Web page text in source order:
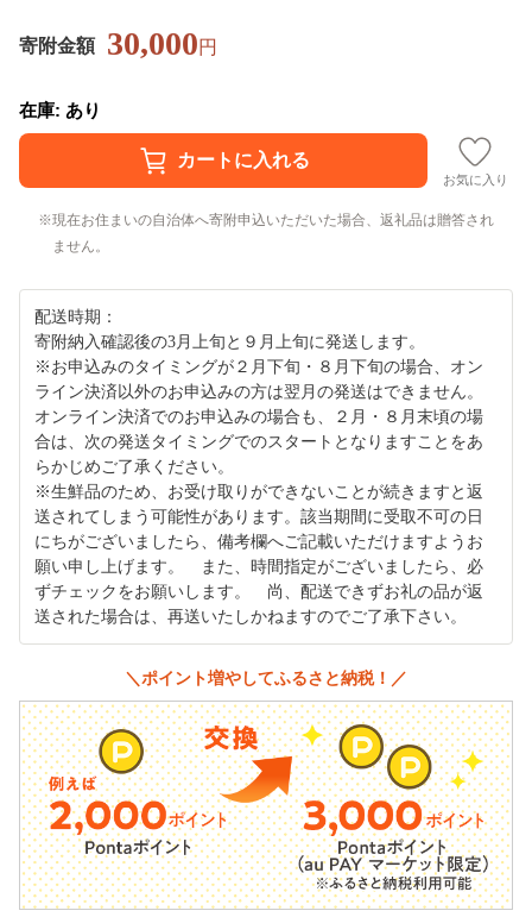
寄附金額 30,000円
在庫: あり
お気に入り
現在お住まいの自治体へ寄附申込いただいた場合、返礼品は贈答され
ません。
配送時期：
寄附納入確認後の3月上旬と９月上旬に発送します。
※お申込みのタイミングが２月下旬・８月下旬の場合、オン
ライン決済以外のお申込みの方は翌月の発送はできません。
オンライン決済でのお申込みの場合も、２月・８月末頃の場
合は、次の発送タイミングでのスタートとなりますことをあ
らかじめご了承ください。
※生鮮品のため、お受け取りができないことが続きますと返
送されてしまう可能性があります。該当期間に受取不可の日
にちがございましたら、備考欄へご記載いただけますようお
願い申し上げます。 また、時間指定がございましたら、必
ずチェックをお願いします。 尚、配送できずお礼の品が返
送された場合は、再送いたしかねますのでご了承下さい。
＼ポイント増やしてふるさと納税！／